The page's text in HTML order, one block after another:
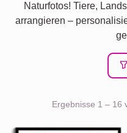
Naturfotos! Tiere,
arrangieren –
Ergebnisse 1 – 16